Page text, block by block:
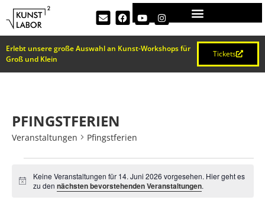
Erlebt unsere große Auswahl an Kunst-Workshops für
Groß und Klein
Tickets
PFINGSTFERIEN
Veranstaltungen Pfingstferien
Hinweis
Keine Veranstaltungen für 14. Juni 2026 vorgesehen. Hier geht es
zu den nächsten bevorstehenden Veranstaltungen.